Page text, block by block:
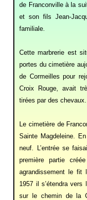
de Franconville à la
et son fils Jean-
familiale.
Cette marbrerie est
portes du cimetière
de Cormeilles pour
Croix Rouge, avait
tirées par des chevaux.
Le cimetière de
Sainte Magdeleine.
neuf. L’entrée se
première partie
agrandissement le fit
1957 il s’étendra vers
sur le chemin de la